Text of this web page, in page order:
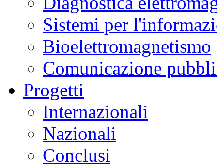
Sistemi per
Bioelettromagnetismo
Comunicazione
Progetti
Internazionali
Nazionali
Conclusi